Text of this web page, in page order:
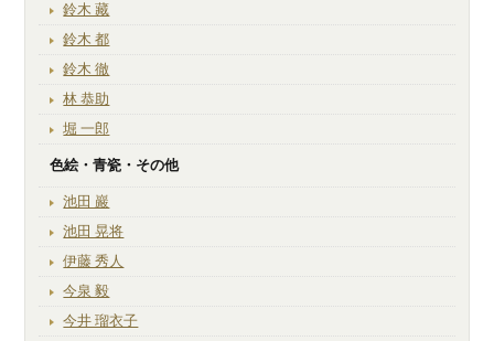
鈴木 藏
鈴木 都
鈴木 徹
林 恭助
堀 一郎
色絵・青瓷・その他
池田 巖
池田 晃将
伊藤 秀人
今泉 毅
今井 瑠衣子